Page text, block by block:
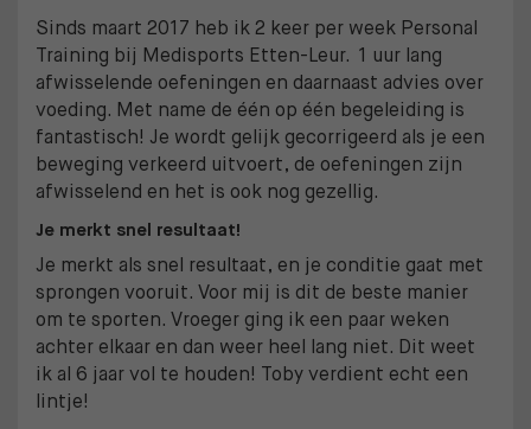
Sinds maart 2017 heb ik 2 keer per week Personal
Training bij Medisports Etten-Leur. 1 uur lang
afwisselende oefeningen en daarnaast advies over
voeding. Met name de één op één begeleiding is
fantastisch! Je wordt gelijk gecorrigeerd als je een
beweging verkeerd uitvoert, de oefeningen zijn
afwisselend en het is ook nog gezellig.
Je merkt snel resultaat!
Je merkt als snel resultaat, en je conditie gaat met
sprongen vooruit. Voor mij is dit de beste manier
om te sporten. Vroeger ging ik een paar weken
achter elkaar en dan weer heel lang niet. Dit weet
ik al 6 jaar vol te houden! Toby verdient echt een
lintje!